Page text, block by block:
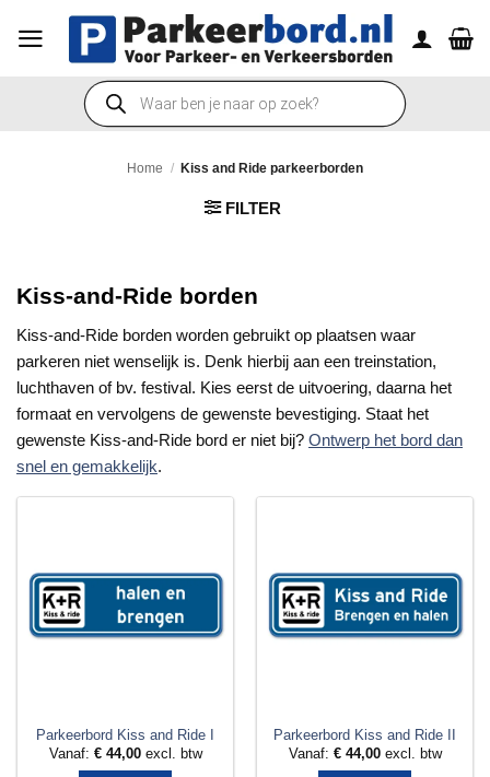
naar
Producten
zoeken
Home / Kiss and Ride parkeerborden
FILTER
Kiss-and-Ride borden
Kiss-and-Ride borden worden gebruikt op plaatsen waar
parkeren niet wenselijk is. Denk hierbij aan een treinstation,
luchthaven of bv. festival. Kies eerst de uitvoering, daarna het
formaat en vervolgens de gewenste bevestiging. Staat het
gewenste Kiss-and-Ride bord er niet bij? Ontwerp het bord dan
snel en gemakkelijk.
Parkeerbord Kiss and Ride I
Vanaf: €44,00excl. btw
Parkeerbord Kiss and Ride II
Vanaf: €44,00excl. btw